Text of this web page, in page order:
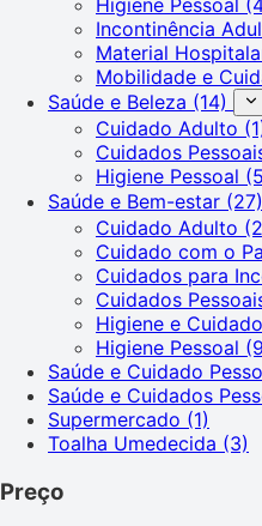
Higiene Pessoal
Incontinência
Material
Mobilidade e
Saúde e Beleza (14)
Cuidado Adulto
Cuidados
Higiene Pessoal
Saúde e Bem-estar (27)
Cuidado Adulto
Cuidado com o
Cuidados para
Cuidados
Higiene e
Higiene Pessoal
Saúde e Cuidado
Saúde e Cuidados
Supermercado (1)
Toalha Umedecida (3)
Preço